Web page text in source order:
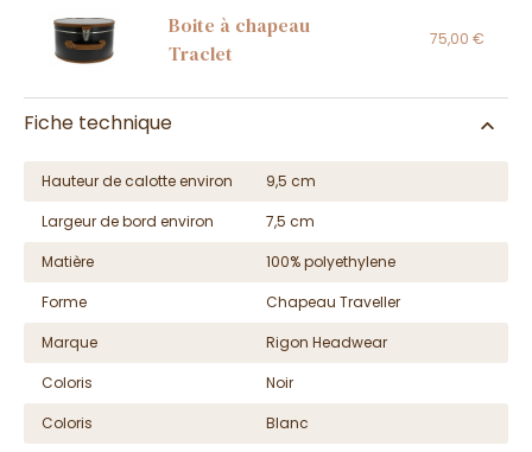
Boite à chapeau
Traclet
75,00 €
Fiche technique
Hauteur de calotte environ
9,5 cm
Largeur de bord environ
7,5 cm
Matière
100% polyethylene
Forme
Chapeau Traveller
Marque
Rigon Headwear
Coloris
Noir
Coloris
Blanc